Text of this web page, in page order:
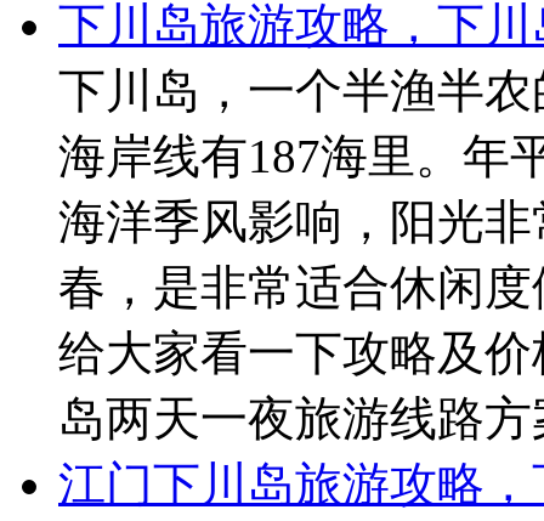
下川岛旅游攻略，下
下川岛，一个半渔半
海岸线有187海里。年
海洋季风影响，阳光
春，是非常适合休闲
给大家看一下攻略及
岛两天一夜旅游线路方
江门下川岛旅游攻略